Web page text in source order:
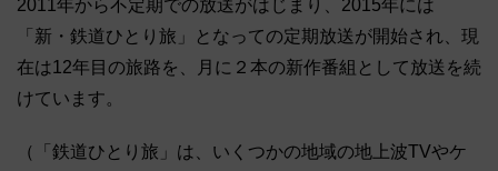
2011年から不定期での放送がはじまり、2015年には
「新・鉄道ひとり旅」となっての定期放送が開始され、現
在は12年目の旅路を、月に２本の新作番組として放送を続
けています。
（「鉄道ひとり旅」は、いくつかの地域の地上波TVやケ